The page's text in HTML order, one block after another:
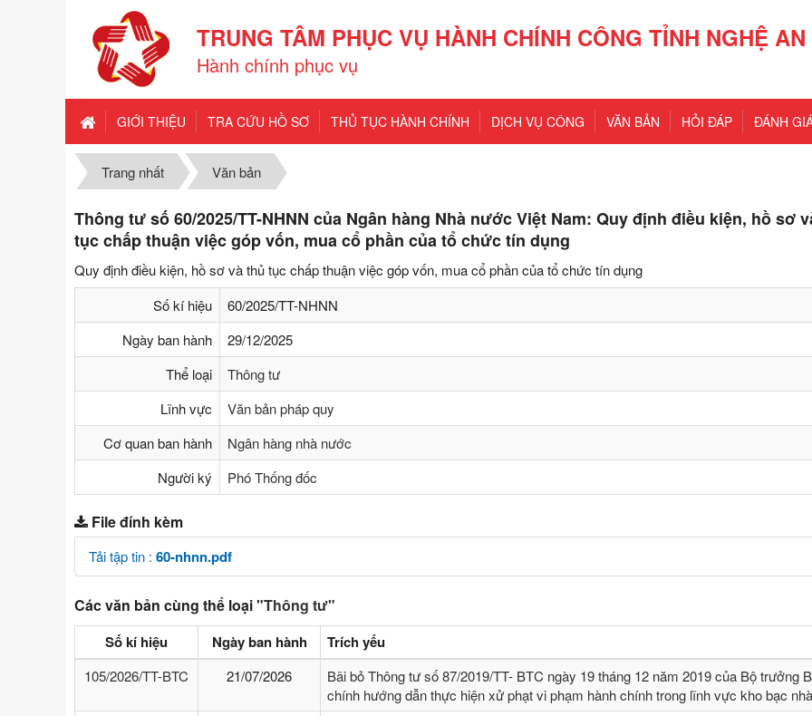
TRUNG TÂM PHỤC VỤ HÀNH CHÍNH CÔNG TỈNH NGHỆ AN
Hành chính phục vụ
GIỚI THIỆU TRA CỨU HỒ SƠ THỦ TỤC HÀNH CHÍNH DỊCH VỤ CÔNG VĂN BẢN HỎI ĐÁP ĐÁNH
Trang nhất Văn bản
Thông tư số 60/2025/TT-NHNN của Ngân hàng Nhà nước Việt Nam: Quy định điều kiện, hồ sơ
tục chấp thuận việc góp vốn, mua cổ phần của tổ chức tín dụng
Quy định điều kiện, hồ sơ và thủ tục chấp thuận việc góp vốn, mua cổ phần của tổ chức tín dụng
Số kí hiệu
60/2025/TT-NHNN
Ngày ban hành
29/12/2025
Thể loại
Thông tư
Lĩnh vực
Văn bản pháp quy
Cơ quan ban hành
Ngân hàng nhà nước
Người ký
Phó Thống đốc
File đính kèm
Tải tập tin : 60-nhnn.pdf
Các văn bản cùng thể loại"Thông tư"
Số kí hiệu Ngày ban hành Trích yếu
105/2026/TT-BTC 21/07/2026
Bãi bỏ Thông tư số 87/2019/TT- BТC ngày 19 tháng 12 năm 2019 của Bộ trưởng
chính hướng dẫn thực hiện xử phạt vi phạm hành chính trong lĩnh vực kho bạc